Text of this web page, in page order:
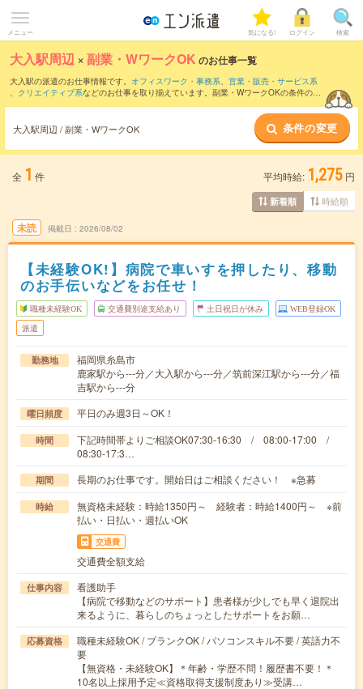
メニュー 気になる! ログイン 検索
大入駅周辺 ×副業・WワークOK のお仕事一覧
大入駅の派遣のお仕事情報です。 オフィスワーク・事務系、 営業・販売・サービス系
、 クリエイティブ系などのお仕事を取り揃えています。副業・WワークOKの条件の他
大入駅周辺 / 副業・WワークOK 条件の変更
全 1 件 平均時給: 1,275 円
新着順 時給順
未読 掲載日 2026/08/02
【未経験OK!】病院で車いすを押したり、移動
のお手伝いなどをお任せ！
職種未経験OK 交通費別途支給あり 土日祝日が休み WEB登録OK
派遣
勤務地
福岡県糸島市
鹿家駅から---分／大入駅から---分／筑前深江駅から---分／福
吉駅から---分
曜日頻度 平日のみ週3日～OK！
時間
下記時間帯よりご相談OK07:30-16:30 / 08:00-17:00 /
08:30-17:3…
期間 長期のお仕事です。開始日はご相談ください！ ※急募
時給
無資格未経験：時給1350円～ 経験者：時給1400円～ ※前
払い・日払い・週払いOK
交通費
交通費全額支給
仕事内容
看護助手
【病院で移動などのサポート】患者様が少しでも早く退院出
来るように、暮らしのちょっとしたサポートをお願…
応募資格
職種未経験OK / ブランクOK / パソコンスキル不要 / 英語力不
要
【無資格・未経験OK】＊年齢・学歴不問！履歴書不要！＊
10名以上採用予定≪資格取得支援制度あり≫受講…